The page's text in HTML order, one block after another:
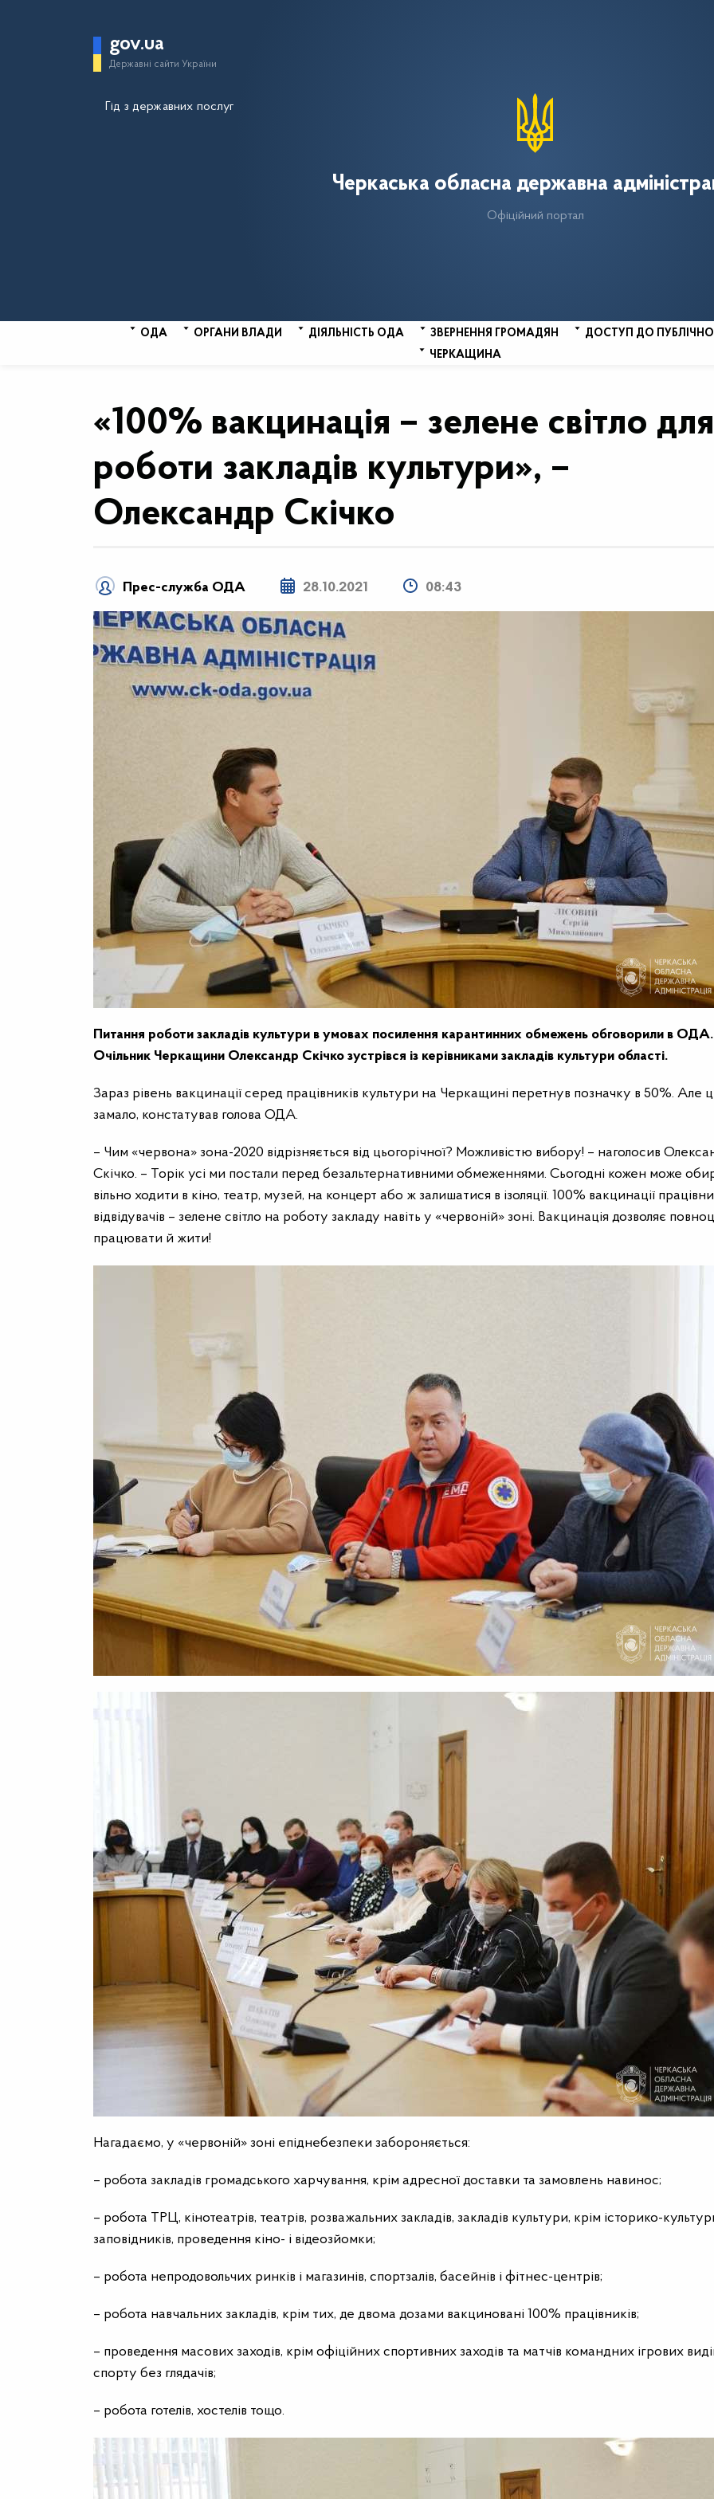
gov.ua
Державні сайти України
Гід з державних послуг
Черкаська обласна державна
Офіційний портал
ОДА ОРГАНИ ВЛАДИ ДІЯЛЬНІСТЬ ОДА ЗВЕРНЕННЯ ГРОМАДЯН
ДОСТУП ДО
ЧЕРКАЩИНА
«100% вакцинація – зелене світло для
роботи закладів культури», –
Олександр Скічко
Прес-служба ОДА 28.10.2021 08:43
Питання роботи закладів культури в умовах посилення карантинних обмежень обговорили в ОДА.
Очільник Черкащини Олександр Скічко зустрівся із керівниками закладів культури області.
Зараз рівень вакцинації серед працівників культури на Черкащині перетнув позначку в 50%. Але
замало, констатував голова ОДА.
– Чим «червона» зона-2020 відрізняється від цьогорічної? Можливістю вибору! – наголосив
Скічко. – Торік усі ми постали перед безальтернативними обмеженнями. Сьогодні кожен може
вільно ходити в кіно, театр, музей, на концерт або ж залишатися в ізоляції. 100% вакцинації
відвідувачів – зелене світло на роботу закладу навіть у «червоній» зоні. Вакцинація дозволяє
працювати й жити!
Нагадаємо, у «червоній» зоні епіднебезпеки забороняється:
– робота закладів громадського харчування, крім адресної доставки та замовлень навинос;
– робота ТРЦ, кінотеатрів, театрів, розважальних закладів, закладів культури, крім історико-
заповідників, проведення кіно- і відеозйомки;
– робота непродовольчих ринків і магазинів, спортзалів, басейнів і фітнес-центрів;
– робота навчальних закладів, крім тих, де двома дозами вакциновані 100% працівників;
– проведення масових заходів, крім офіційних спортивних заходів та матчів командних ігрових
спорту без глядачів;
– робота готелів, хостелів тощо.